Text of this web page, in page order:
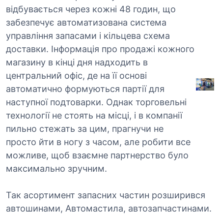
відбувається через кожні 48 годин, що
забезпечує автоматизована система
управління запасами і кільцева схема
доставки. Інформація про продажі кожного
магазину в кінці дня надходить в
центральний офіс, де на її основі
автоматично формуються партії для
наступної подтоварки. Однак торговельні
технології не стоять на місці, і в компанії
пильно стежать за цим, прагнучи не
просто йти в ногу з часом, але робити все
можливе, щоб взаємне партнерство було
максимально зручним.
Так асортимент запасних частин розширився
автошинами, Автомастила, автозапчастинами.